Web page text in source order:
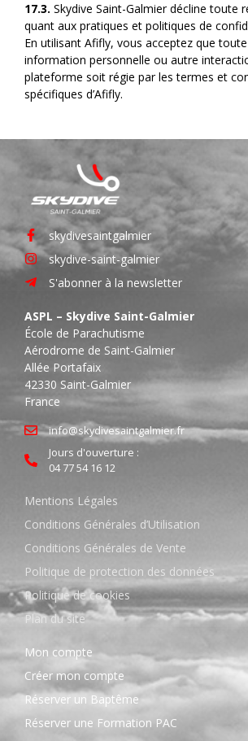
17.3. Skydive Saint-Galmier décline toute
quant aux pratiques et politiques de
En utilisant Afifly, vous acceptez que
information personnelle ou autre
plateforme soit régie par les termes et
spécifiques d’Afifly.
Mon compte
Créer mon compte
Réserver un Baptême
Réserver une Formation PAC
Mentions Légales
Conditions Générales d’Utilisation
Conditions Générales de Vente
Politique de protection des données
Politique de cookies
Plan du site
ASPL – Skydive Saint-Galmier
École de Parachutisme
Aérodrome de Saint-Galmier
Allée Portafaix
42330 Saint-Galmier
France
info@skydivesaintgalmier.fr
Jours d'ouverture :
04 77 54 16 12
skydivesaintgalmier
skydive-saint-galmier
S'abonner à la newsletter